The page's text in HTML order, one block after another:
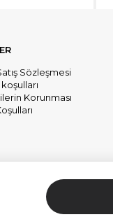
Sözleşmesi
Korunması